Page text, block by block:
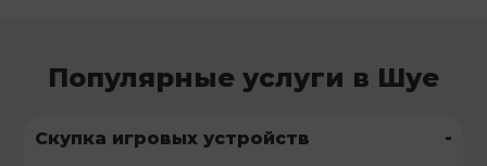
Популярные услуги в Шуе
Скупка игровых устройств -